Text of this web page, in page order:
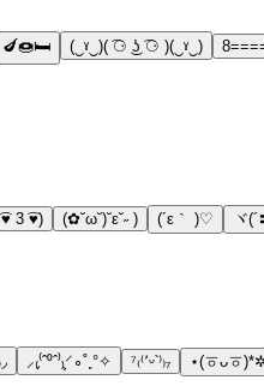
🍆🍩🛏 (‿ˠ‿)( ͡⚆ ͜ʖ ͡⚆ )(‿ˠ‿)
3 ͡♥) (✿˘ω˘)˘ε˘˶ ) (´ε｀ )♡ ヾ
⸝₍̗⁽ˆ⁰ˆ⁾₎͕⸍∘˚˳°✧ ⁷₍⁽՚ᵕ՝⁾₎₇ ⋆(ㆆᴗㆆ